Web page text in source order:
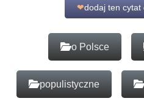
❤dodaj ten cytat
o Polsce
populistyczne